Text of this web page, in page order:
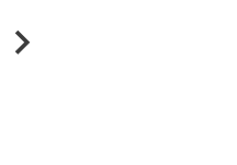
応 65cm×84cm 大判バスマット
スマット 大判 1枚 ホテ
ー Hotel air タオル地 今
乾燥機対応 速乾 タオ
ト（宅配便 送料無料）